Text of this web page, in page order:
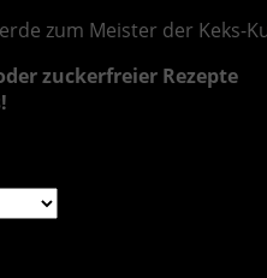
zum Meister der Keks-
zuckerfreier Rezepte